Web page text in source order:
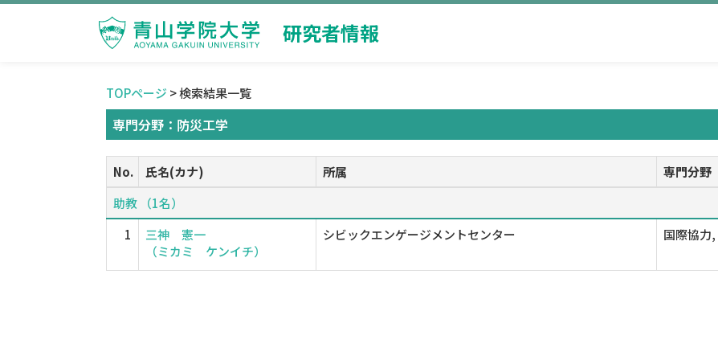
研究者情報
TOPページ > 検索結果一覧
専門分野：防災工学
No. 氏名(カナ) 所属
専門分野
助教 （1名）
1
三神 憲一
（ミカミ ケンイチ）
シビックエンゲージメントセンター 国際協力